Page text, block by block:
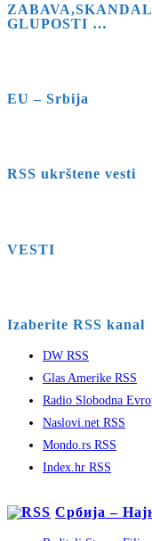
GLUPOSTI …
EU – Srbija
RSS ukrštene vesti
VESTI
Izaberite RSS kanal
DW RSS
Glas Amerike RSS
Radio Slobodna
Naslovi.net RSS
Mondo.rs RSS
Index.hr RSS
Србија –